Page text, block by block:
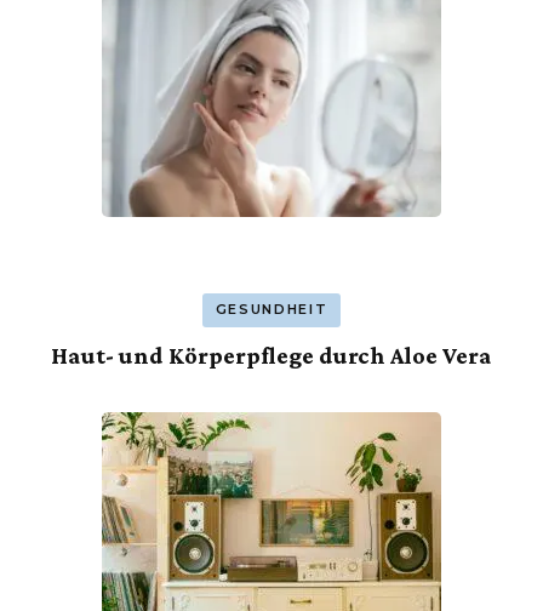
GESUNDHEIT
Haut- und Körperpflege durch Aloe Vera